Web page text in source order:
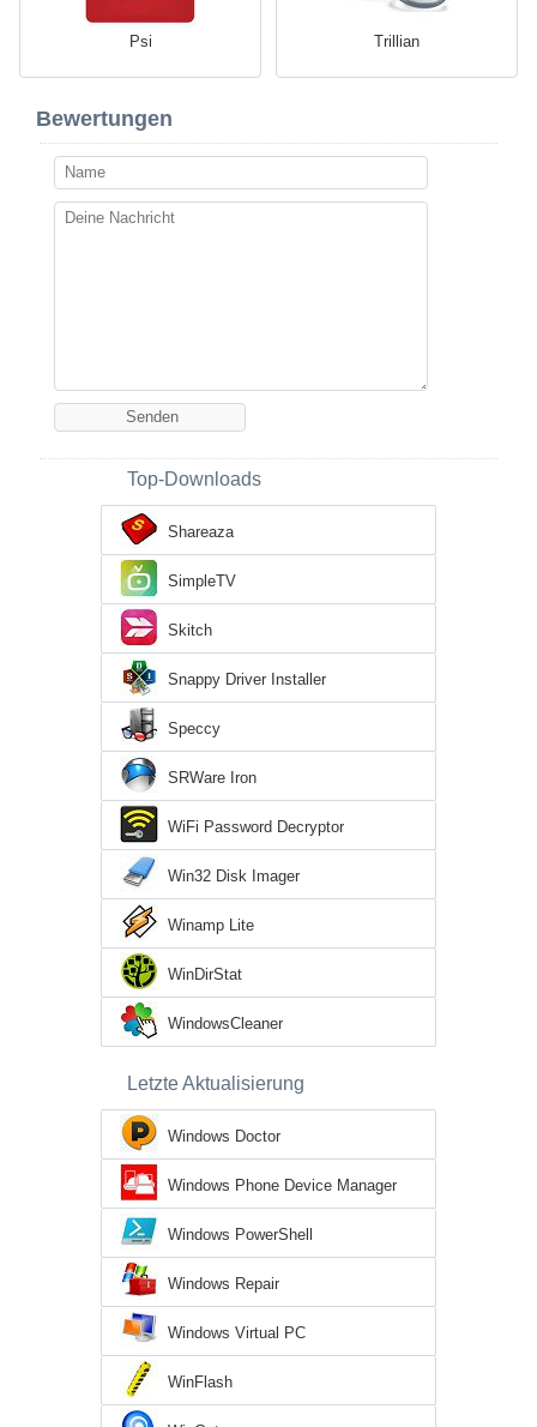
Psi Trillian
Bewertungen
Top-Downloads
Shareaza
SimpleTV
Skitch
Snappy Driver Installer
Speccy
SRWare Iron
WiFi Password Decryptor
Win32 Disk Imager
Winamp Lite
WinDirStat
WindowsCleaner
Letzte Aktualisierung
Windows Doctor
Windows Phone Device Manager
Windows PowerShell
Windows Repair
Windows Virtual PC
WinFlash